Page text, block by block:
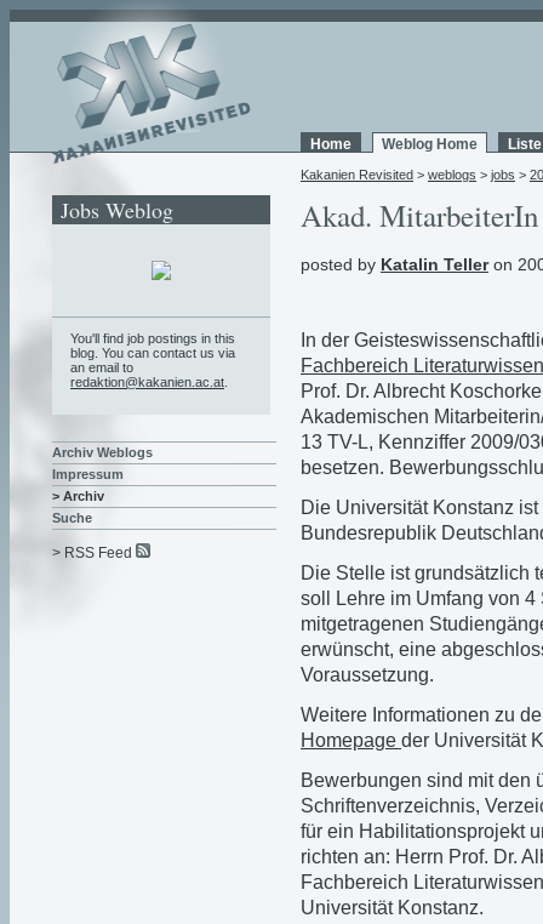
Home Weblog Home
Kakanien Revisited > weblogs > jobs >
Akad.
posted by Katalin Telleron
In der
Fachbereich
Prof. Dr. Albrecht
Akademischen
13 TV-L, Kennziffer 2009/
besetzen.
Die Universität Konstanz
Bundesrepublik
Die Stelle ist grundsätzlich
soll Lehre im Umfang von
mitgetragenen
erwünscht, eine
Voraussetzung.
Weitere Informationen zu
Homepage der Universität
Bewerbungen sind mit den
Schriftenverzeichnis,
für ein Habilitationsprojekt
richten an: Herrn Prof. Dr.
Fachbereich
Universität Konstanz.
Jobs Weblog
You'll find job postings in this
blog. You can contact us via
an email to
redaktion@kakanien.ac.at
Archiv Weblogs
Impressum
> Archiv
Suche
> RSS Feed